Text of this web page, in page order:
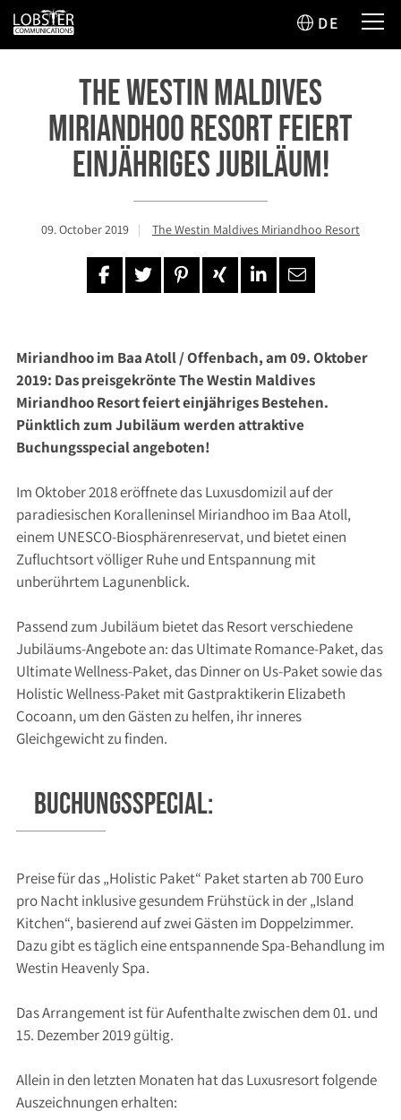
DE
The Westin Maldives
Miriandhoo Resort feiert
einjähriges Jubiläum!
09. October 2019 The Westin Maldives Miriandhoo Resort
Miriandhoo im Baa Atoll / Offenbach, am 09. Oktober
2019: Das preisgekrönte The Westin Maldives
Miriandhoo Resort feiert einjähriges Bestehen.
Pünktlich zum Jubiläum werden attraktive
Buchungsspecial angeboten!
Im Oktober 2018 eröffnete das Luxusdomizil auf der
paradiesischen Koralleninsel Miriandhoo im Baa Atoll,
einem UNESCO-Biosphärenreservat, und bietet einen
Zufluchtsort völliger Ruhe und Entspannung mit
unberührtem Lagunenblick.
Passend zum Jubiläum bietet das Resort verschiedene
Jubiläums-Angebote an: das Ultimate Romance-Paket, das
Ultimate Wellness-Paket, das Dinner on Us-Paket sowie das
Holistic Wellness-Paket mit Gastpraktikerin Elizabeth
Cocoann, um den Gästen zu helfen, ihr inneres
Gleichgewicht zu finden.
Buchungsspecial:
Preise für das „Holistic Paket“ Paket starten ab 700 Euro
pro Nacht inklusive gesundem Frühstück in der „Island
Kitchen“, basierend auf zwei Gästen im Doppelzimmer.
Dazu gibt es täglich eine entspannende Spa-Behandlung im
Westin Heavenly Spa.
Das Arrangement ist für Aufenthalte zwischen dem 01. und
15. Dezember 2019 gültig.
Allein in den letzten Monaten hat das Luxusresort folgende
Auszeichnungen erhalten: